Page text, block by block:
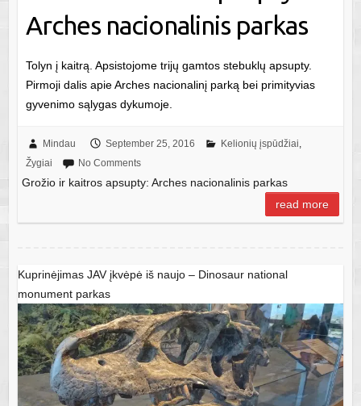
Arches nacionalinis parkas
Tolyn į kaitrą. Apsistojome trijų gamtos stebuklų apsupty.
Pirmoji dalis apie Arches nacionalinį parką bei primityvias
gyvenimo sąlygas dykumoje.
Mindau September 25, 2016 Kelionių įspūdžiai,
Žygiai
No Comments
Grožio ir kaitros apsupty: Arches nacionalinis parkas
read more
Kuprinėjimas JAV įkvėpė iš naujo – Dinosaur national
monument parkas